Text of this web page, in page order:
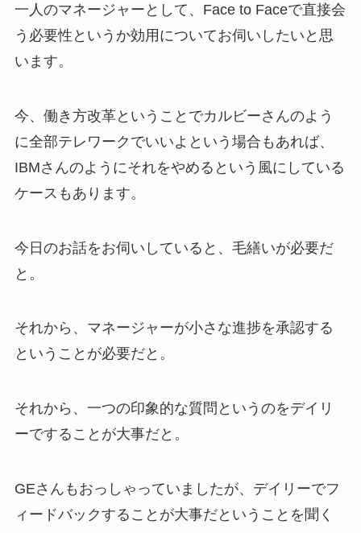
一人のマネージャーとして、Face to Faceで直接会
う必要性というか効用についてお伺いしたいと思
います。
今、働き方改革ということでカルビーさんのよう
に全部テレワークでいいよという場合もあれば、
IBMさんのようにそれをやめるという風にしている
ケースもあります。
今日のお話をお伺いしていると、毛繕いが必要だ
と。
それから、マネージャーが小さな進捗を承認する
ということが必要だと。
それから、一つの印象的な質問というのをデイリ
ーですることが大事だと。
GEさんもおっしゃっていましたが、デイリーでフ
ィードバックすることが大事だということを聞く